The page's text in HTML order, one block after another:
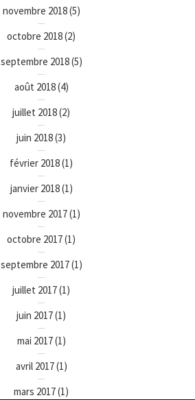
novembre 2018(5)
octobre 2018(2)
septembre 2018(5)
août 2018(4)
juillet 2018(2)
juin 2018(3)
février 2018(1)
janvier 2018(1)
novembre 2017(1)
octobre 2017(1)
septembre 2017(1)
juillet 2017(1)
juin 2017(1)
mai 2017(1)
avril 2017(1)
mars 2017(1)